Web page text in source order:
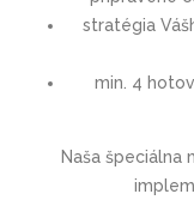
stratégia
min. 4
Naša špeciálna